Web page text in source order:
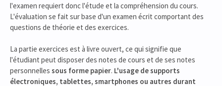
l'examen requiert donc l'étude et la compréhension du cours.
L'évaluation se fait sur base d'un examen écrit comportant des
questions de théorie et des exercices.
La partie exercices est à livre ouvert, ce qui signifie que
l'étudiant peut disposer des notes de cours et de ses notes
personnelles sous forme papier. L'usage de supports
électroniques, tablettes, smartphones ou autres durant